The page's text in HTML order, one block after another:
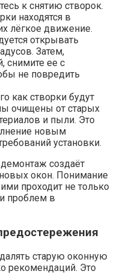
к снятию створок.
находятся в
лёгкое движение.
открывать
Затем,
снимите ее с
не повредить
как створки будут
очищены от старых
и пыли. Это
новым
установки.
создаёт
окон. Понимание
проходит не только
проблем в
старую оконную
рекомендаций. Это